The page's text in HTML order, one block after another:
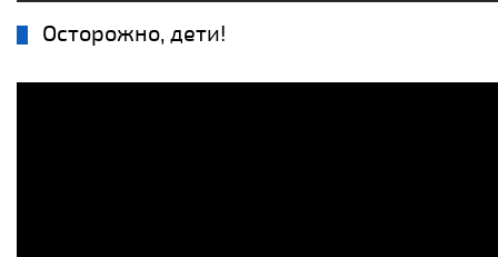
Осторожно, дети!